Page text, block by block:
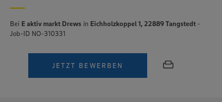
Bei E aktiv markt Drews in Eichholzkoppel 1, 22889 Tangstedt -
Job-ID NO-310331
JETZT BEWERBEN